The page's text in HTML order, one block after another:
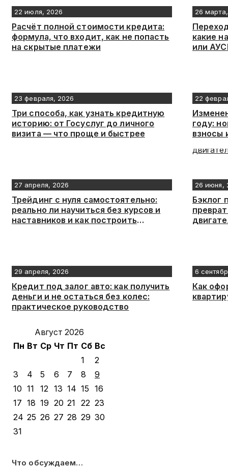
22 июля, 2026
Расчёт полной стоимости кредита:
формула, что входит, как не попасть
на скрытые платежи
26
какие
или
23 февраля, 2026
Три способа, как узнать кредитную
историю: от Госуслуг до личного
визита — что проще и быстрее
22
году:
взносы
27 апреля, 2026
Трейдинг с нуля самостоятельно:
реально ли научиться без курсов и
наставников и как построить
26 июня,
Бэклог
29 апреля, 2026
Кредит под залог авто: как получить
деньги и не остаться без колес:
практическое руководство
6
Как
Август 2026
Пн Вт Ср Чт Пт Сб Вс
1
2
3
4 5 6 7 8
9
10 11 12 13 14 15 16
17 18 19 20 21 22 23
24 25 26 27 28 29 30
31
Что обсуждаем…